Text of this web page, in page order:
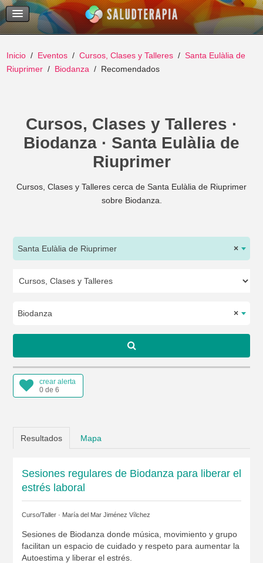
Temas Recientes
Buscar
Inicio Eventos Cursos, Clases y Talleres
Santa Eulàlia de
Riuprimer
Biodanza Recomendados
Cursos, Clases y Talleres ·
Biodanza · Santa Eulàlia de
Riuprimer
Cursos, Clases y Talleres cerca de Santa Eulàlia de Riuprimer
sobre Biodanza.
×
Santa Eulàlia de Riuprimer
×
Biodanza
crear alerta
0 de 6
Resultados Mapa
Sesiones regulares de Biodanza para liberar el
estrés laboral
Curso/Taller · María del Mar Jiménez Vílchez
Sesiones de Biodanza donde música, movimiento y grupo
facilitan un espacio de cuidado y respeto para aumentar la
Autoestima y liberar el estrés.